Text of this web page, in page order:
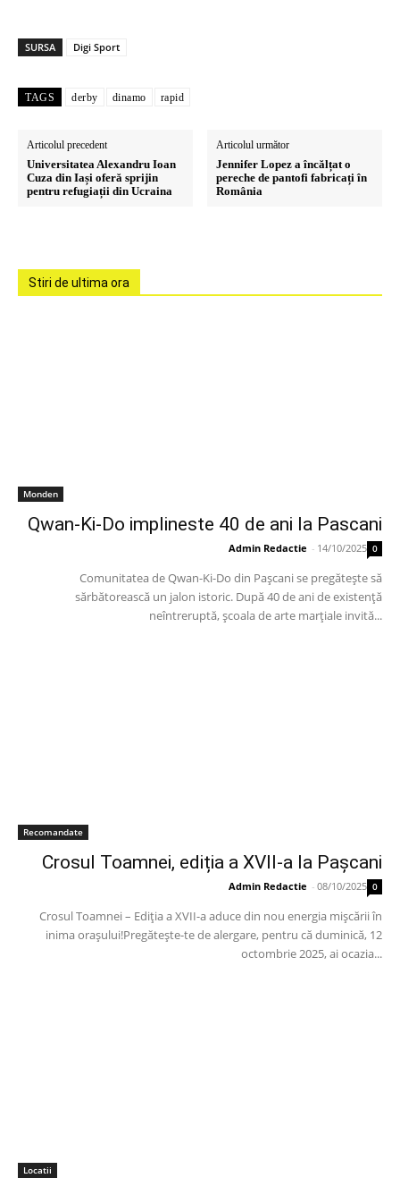
SURSA Digi Sport
TAGS derby dinamo rapid
Articolul precedent
Universitatea Alexandru Ioan
Cuza din Iași oferă sprijin
pentru refugiații din Ucraina
Articolul următor
Jennifer Lopez a încălțat o
pereche de pantofi fabricați în
România
Stiri de ultima ora
Monden
Qwan-Ki-Do implineste 40 de ani la Pascani
Admin Redactie - 14/10/2025 0
Comunitatea de Qwan-Ki-Do din Pașcani se pregătește să
sărbătorească un jalon istoric. După 40 de ani de existență
neîntreruptă, școala de arte marțiale invită...
Recomandate
Crosul Toamnei, ediția a XVII-a la Pașcani
Admin Redactie - 08/10/2025 0
Crosul Toamnei – Ediția a XVII-a aduce din nou energia mișcării în
inima orașului!Pregătește-te de alergare, pentru că duminică, 12
octombrie 2025, ai ocazia...
Locatii